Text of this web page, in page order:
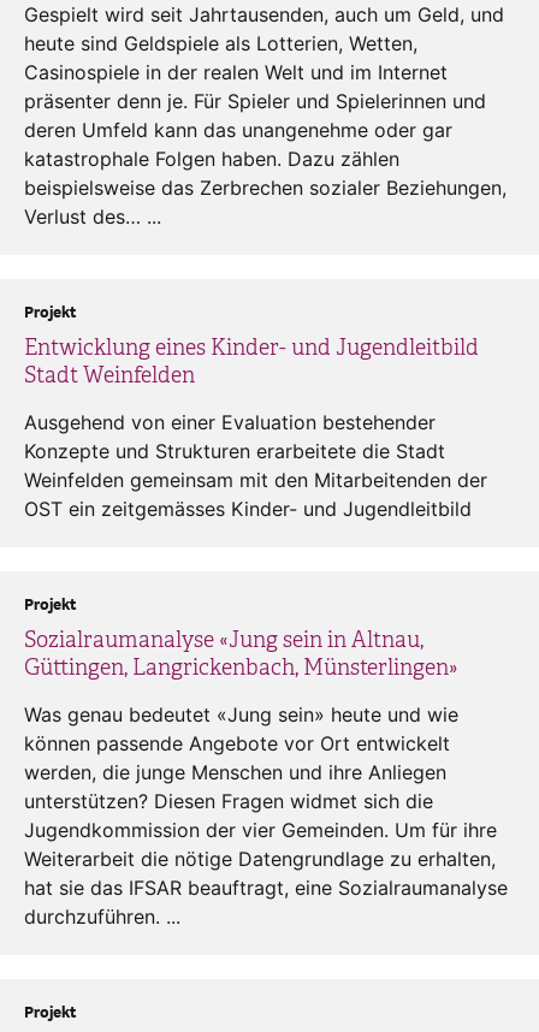
Gespielt wird seit Jahrtausenden, auch um Geld, und
heute sind Geldspiele als Lotterien, Wetten,
Casinospiele in der realen Welt und im Internet
präsenter denn je. Für Spieler und Spielerinnen und
deren Umfeld kann das unangenehme oder gar
katastrophale Folgen haben. Dazu zählen
beispielsweise das Zerbrechen sozialer Beziehungen,
Verlust des… ...
Entwicklung eines Kinder- und Jugendleitbild
Stadt Weinfelden
Projekt
Ausgehend von einer Evaluation bestehender
Konzepte und Strukturen erarbeitete die Stadt
Weinfelden gemeinsam mit den Mitarbeitenden der
OST ein zeitgemässes Kinder- und Jugendleitbild
Sozialraumanalyse «Jung sein in Altnau,
Güttingen, Langrickenbach, Münsterlingen»
Projekt
Was genau bedeutet «Jung sein» heute und wie
können passende Angebote vor Ort entwickelt
werden, die junge Menschen und ihre Anliegen
unterstützen? Diesen Fragen widmet sich die
Jugendkommission der vier Gemeinden. Um für ihre
Weiterarbeit die nötige Datengrundlage zu erhalten,
hat sie das IFSAR beauftragt, eine Sozialraumanalyse
durchzuführen. ...
Projekt